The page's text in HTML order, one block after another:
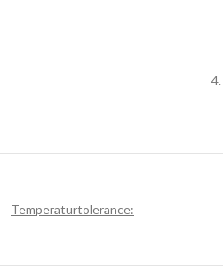
Temperaturtolerance: